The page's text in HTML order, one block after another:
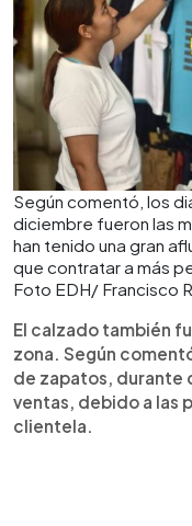
Según comentó, los
diciembre fueron las
han tenido una gran
que contratar a más
Foto EDH/ Francisco
El calzado también
zona. Según
de zapatos, durante
ventas, debido a las
clientela.